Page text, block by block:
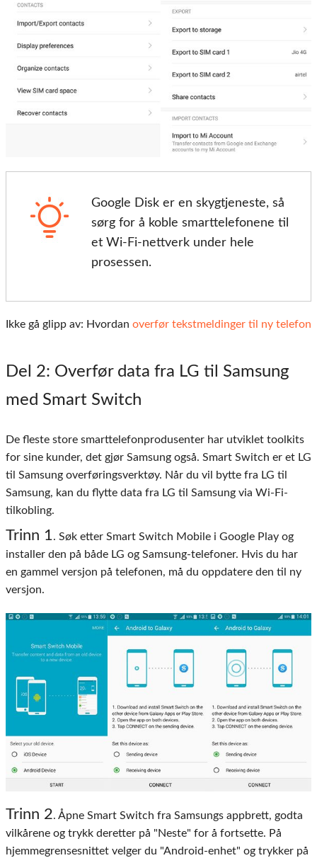
Google Disk er en skygtjeneste, så
sørg for å koble smarttelefonene til
et Wi-Fi-nettverk under hele
prosessen.
Ikke gå glipp av: Hvordan overfør tekstmeldinger til ny telefon
Del 2: Overfør data fra LG til Samsung
med Smart Switch
De fleste store smarttelefonprodusenter har utviklet toolkits
for sine kunder, det gjør Samsung også. Smart Switch er et LG
til Samsung overføringsverktøy. Når du vil bytte fra LG til
Samsung, kan du flytte data fra LG til Samsung via Wi-Fi-
tilkobling.
Trinn 1. Søk etter Smart Switch Mobile i Google Play og
installer den på både LG og Samsung-telefoner. Hvis du har
en gammel versjon på telefonen, må du oppdatere den til ny
versjon.
Trinn 2. Åpne Smart Switch fra Samsungs appbrett, godta
vilkårene og trykk deretter på "Neste" for å fortsette. På
hjemmegrensesnittet velger du "Android-enhet" og trykker på